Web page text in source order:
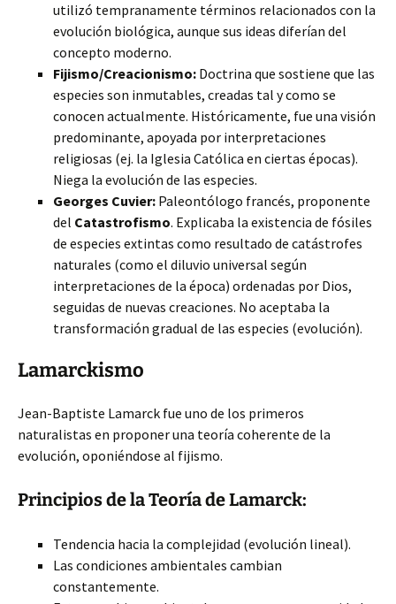
utilizó tempranamente términos relacionados con la
evolución biológica, aunque sus ideas diferían del
concepto moderno.
Fijismo/Creacionismo: Doctrina que sostiene que las
especies son inmutables, creadas tal y como se
conocen actualmente. Históricamente, fue una visión
predominante, apoyada por interpretaciones
religiosas (ej. la Iglesia Católica en ciertas épocas).
Niega la evolución de las especies.
Georges Cuvier: Paleontólogo francés, proponente
del Catastrofismo. Explicaba la existencia de fósiles
de especies extintas como resultado de catástrofes
naturales (como el diluvio universal según
interpretaciones de la época) ordenadas por Dios,
seguidas de nuevas creaciones. No aceptaba la
transformación gradual de las especies (evolución).
Lamarckismo
Jean-Baptiste Lamarck fue uno de los primeros
naturalistas en proponer una teoría coherente de la
evolución, oponiéndose al fijismo.
Principios de la Teoría de Lamarck:
Tendencia hacia la complejidad (evolución lineal).
Las condiciones ambientales cambian
constantemente.